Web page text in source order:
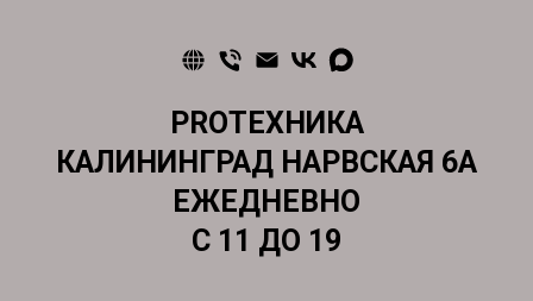
PROТЕХНИКА
КАЛИНИНГРАД НАРВСКАЯ 6А
ЕЖЕДНЕВНО
С 11 ДО 19